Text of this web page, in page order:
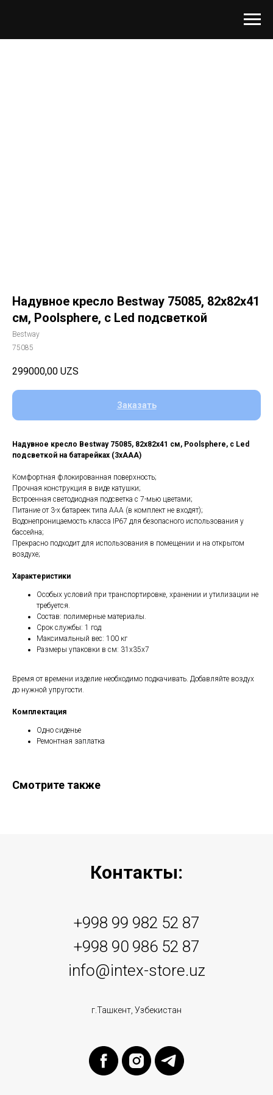
Надувное кресло Bestway 75085, 82x82x41
см, Poolsphere, с Led подсветкой
Bestway
75085
299000,00 UZS
Заказать
Надувное кресло Bestway 75085, 82x82x41 см, Poolsphere, с Led
подсветкой на батарейках (3хААА)
Комфортная флокированная поверхность;
Прочная конструкция в виде катушки;
Встроенная светодиодная подсветка с 7-мью цветами;
Питание от 3-х батареек типа ААА (в комплект не входят);
Водонепроницаемость класса IP67 для безопасного использования у
бассейна;
Прекрасно подходит для использования в помещении и на открытом
воздухе;
Характеристики
Особых условий при транспортировке, хранении и утилизации не
требуется.
Состав: полимерные материалы.
Срок службы: 1 год
Максимальный вес: 100 кг
Размеры упаковки в см: 31х35х7
Время от времени изделие необходимо подкачивать. Добавляйте воздух
до нужной упругости.
Комплектация
Одно сиденье
Ремонтная заплатка
Смотрите также
Контакты:
+998 99 982 52 87
+998 90 986 52 87
info@intex-store.uz
г.Ташкент, Узбекистан